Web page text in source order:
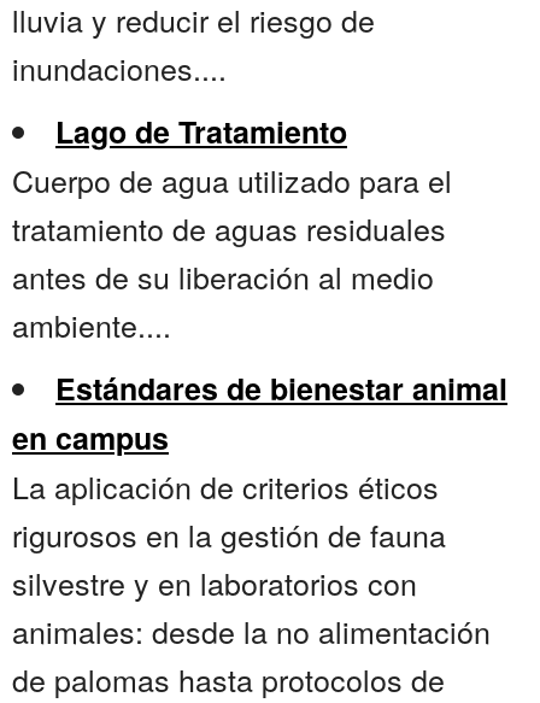
lluvia y reducir el riesgo de
inundaciones....
Lago de Tratamiento
Cuerpo de agua utilizado para el
tratamiento de aguas residuales
antes de su liberación al medio
ambiente....
Estándares de bienestar animal
en campus
La aplicación de criterios éticos
rigurosos en la gestión de fauna
silvestre y en laboratorios con
animales: desde la no alimentación
de palomas hasta protocolos de